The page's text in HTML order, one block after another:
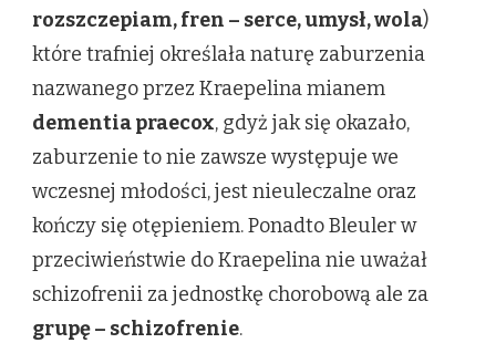
rozszczepiam, fren – serce, umysł, wola)
które trafniej określała naturę zaburzenia
nazwanego przez Kraepelina mianem
dementia praecox, gdyż jak się okazało,
zaburzenie to nie zawsze występuje we
wczesnej młodości, jest nieuleczalne oraz
kończy się otępieniem. Ponadto Bleuler w
przeciwieństwie do Kraepelina nie uważał
schizofrenii za jednostkę chorobową ale za
grupę – schizofrenie.